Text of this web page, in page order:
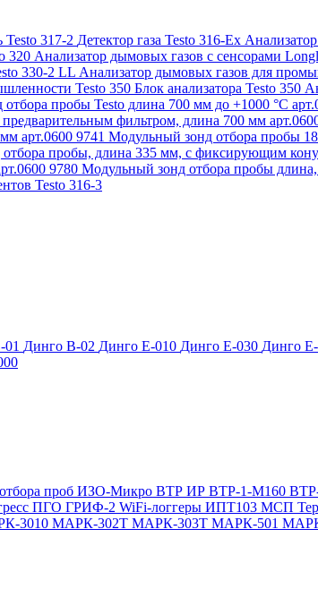
Testo 317-2 Детектор газа Testo 316-Ex
320 Анализатор дымовых газов с сенсорами
330-2 LL Анализатор дымовых газов для
Testo 350 Блок анализатора Testo 350
пробы Testo длина 700 мм до +1000 °С
фильтром, длина 700 мм
арт.0600 9741 Модульный зонд отбора пробы
пробы, длина 335 мм, с фиксирующим
9780 Модульный зонд отбора пробы
Testo 316-3
Динго В-02 Динго Е-010 Динго Е-030 Динго
проб ИЗО-Микро ВТР ИР ВТР-1-М160
ПГО ГРИФ-2 WiFi-логгеры ИПТ103 МСП
3010 МАРК-302Т МАРК-303Т МАРК-501